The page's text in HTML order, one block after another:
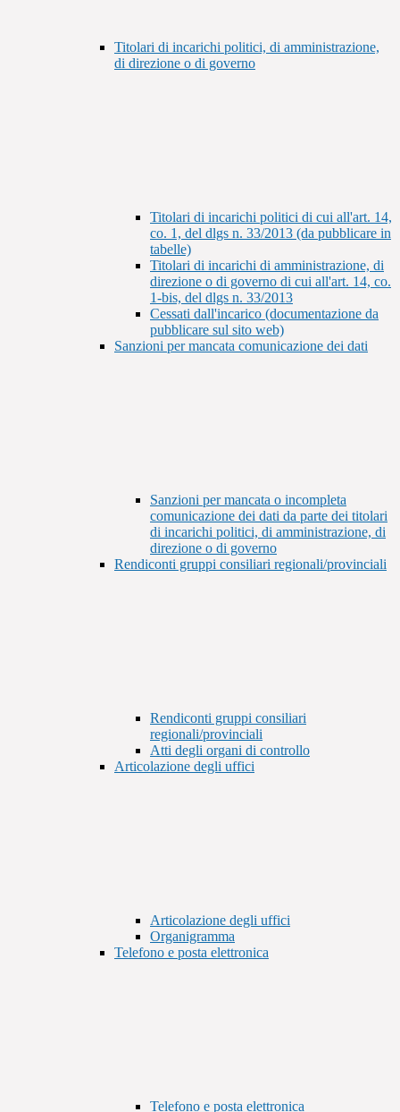
Titolari di incarichi politici, di amministrazione,
di direzione o di governo
Titolari di incarichi politici di cui all'art. 14,
co. 1, del dlgs n. 33/2013 (da pubblicare in
tabelle)
Titolari di incarichi di amministrazione, di
direzione o di governo di cui all'art. 14, co.
1-bis, del dlgs n. 33/2013
Cessati dall'incarico (documentazione da
pubblicare sul sito web)
Sanzioni per mancata comunicazione dei dati
Sanzioni per mancata o incompleta
comunicazione dei dati da parte dei titolari
di incarichi politici, di amministrazione, di
direzione o di governo
Rendiconti gruppi consiliari regionali/provinciali
Rendiconti gruppi consiliari
regionali/provinciali
Atti degli organi di controllo
Articolazione degli uffici
Articolazione degli uffici
Organigramma
Telefono e posta elettronica
Telefono e posta elettronica